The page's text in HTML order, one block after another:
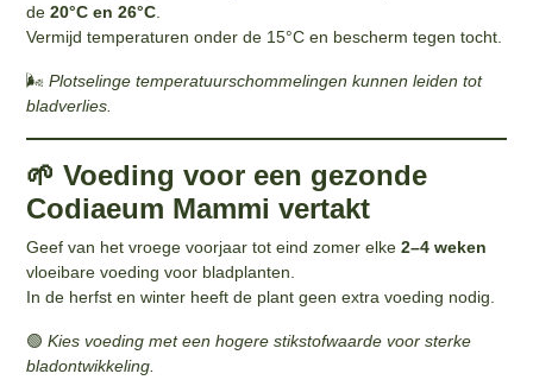
de20°C en 26°C
Vermijd temperaturen onder de 15°C en bescherm tegen tocht.
🌬️Plotselinge temperatuurschommelingen kunnen leiden tot
bladverlies.
🌱 Voeding voor een gezonde
Codiaeum Mammi vertakt
Geef van het vroege voorjaar tot eind zomer elke2–4 weken
vloeibare voeding voor bladplanten.
In de herfst en winter heeft de plant geen extra voeding nodig.
🟢Kies voeding met een hogere stikstofwaarde voor sterke
bladontwikkeling.